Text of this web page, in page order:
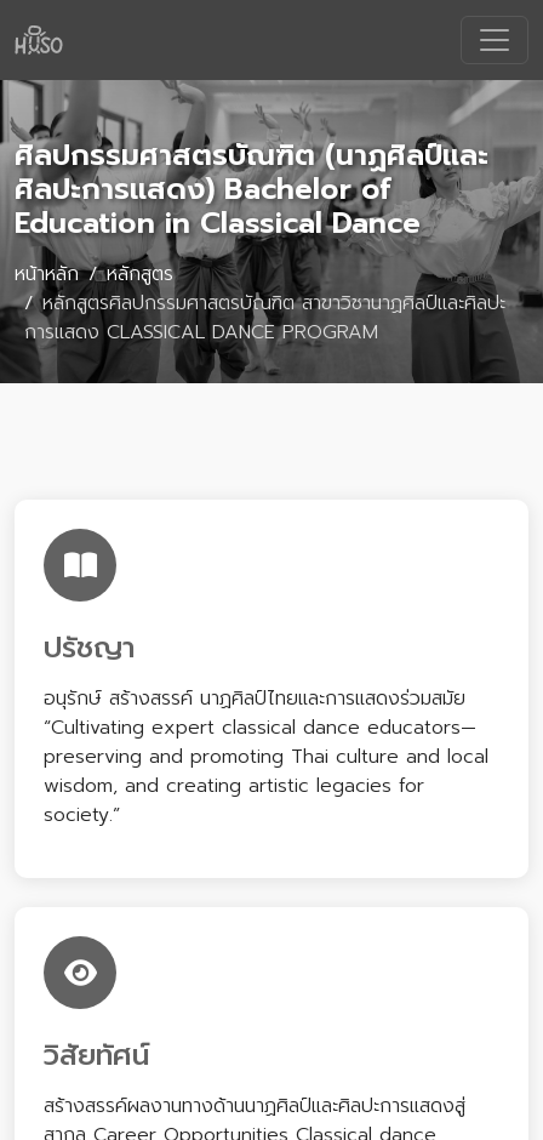
ศิลปกรรมศาสตรบัณฑิต (นาฏศิลป์และ
ศิลปะการแสดง) Bachelor of
Education in Classical Dance
หน้าหลัก
หลักสูตร
หลักสูตรศิลปกรรมศาสตรบัณฑิต สาขาวิชานาฏศิลป์และศิลปะ
การแสดง CLASSICAL DANCE PROGRAM
ปรัชญา
อนุรักษ์ สร้างสรรค์ นาฏศิลป์ไทยและการแสดงร่วมสมัย
“Cultivating expert classical dance educators—
preserving and promoting Thai culture and local
wisdom, and creating artistic legacies for
society.”
วิสัยทัศน์
สร้างสรรค์ผลงานทางด้านนาฏศิลป์และศิลปะการแสดงสู่